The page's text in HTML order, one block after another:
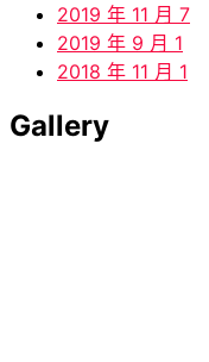
2019 年 11 月 7
2019 年 9 月 1
2018 年 11 月 1
Gallery